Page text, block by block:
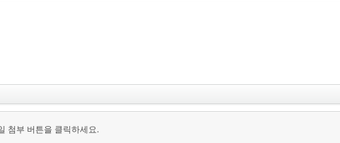
첨부 버튼을 클릭하세요.